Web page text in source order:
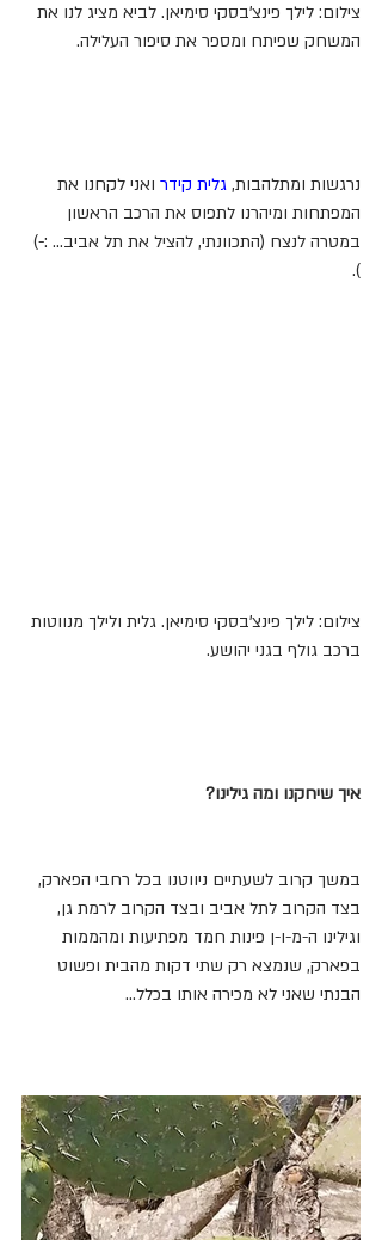
צילום: לילך פינצ'בסקי סימיאן. לביא מציג לנו את
המשחק שפיתח ומספר את סיפור העלילה.
נרגשות ומתלהבות, גלית קידר ואני לקחנו את
המפתחות ומיהרנו לתפוס את הרכב הראשון
במטרה לנצח (התכוונתי, להציל את תל אביב... :-)
).
צילום: לילך פינצ'בסקי סימיאן. גלית ולילך מנווטות
ברכב גולף בגני יהושע.
איך שיחקנו ומה גילינו?
במשך קרוב לשעתיים ניווטנו בכל רחבי הפארק,
בצד הקרוב לתל אביב ובצד הקרוב לרמת גן,
וגילינו ה-מ-ו-ן פינות חמד מפתיעות ומהממות
בפארק, שנמצא רק שתי דקות מהבית ופשוט
הבנתי שאני לא מכירה אותו בכלל...